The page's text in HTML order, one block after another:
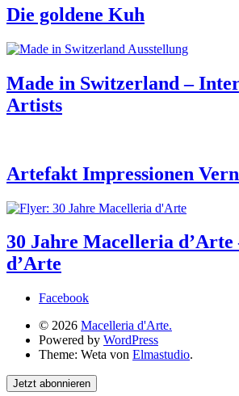
Die goldene Kuh
Made in Switzerland –
Artists
Artefakt Impressionen
30 Jahre Macelleria d’Arte
d’Arte
Facebook
© 2026 Macelleria d'Arte.
Powered by WordPress
Theme: Weta von Elmastudio.
Jetzt abonnieren